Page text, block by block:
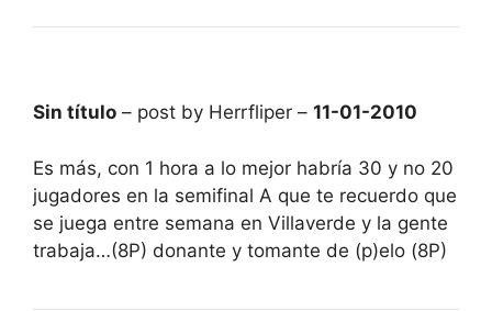
Sin título – post by Herrfliper – 11-01-2010
Es más, con 1 hora a lo mejor habría 30 y no 20
jugadores en la semifinal A que te recuerdo que
se juega entre semana en Villaverde y la gente
trabaja…(8P) donante y tomante de (p)elo (8P)